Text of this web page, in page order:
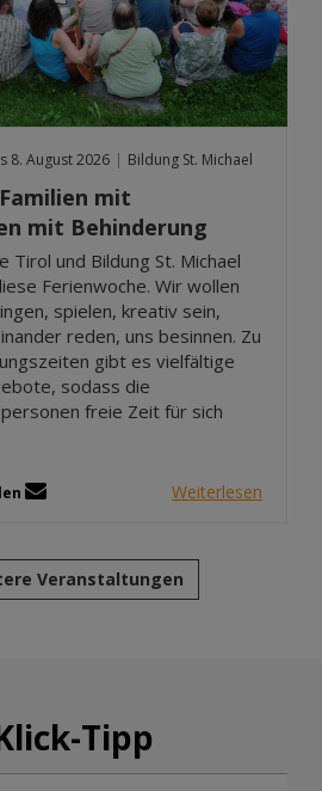
8. August 2026 | Bildung St. Michael
mit
mit Behinderung
Tirol und Bildung St. Michael
Ferienwoche. Wir wollen
spielen, kreativ sein,
reden, uns besinnen. Zu
gibt es vielfältige
sodass die
freie Zeit für sich
Weiterlesen
Veranstaltungen
Tipp